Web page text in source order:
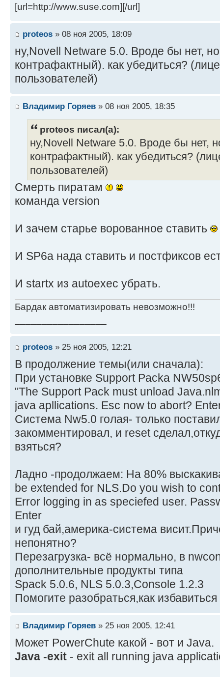
[url=http://www.suse.com][/url]
proteos » 08 ноя 2005, 18:09
ну,Novell Netware 5.0. Вроде бы нет,
контрафактный). как убедиться?
пользователей)
Владимир Горяев » 08 ноя 2005, 18:35
proteos писал(а):
ну,Novell Netware 5.0. Вроде бы нет,
контрафактный). как убедиться?
пользователей)
Смерть пиратам
команда version
И зачем старье ворованное ставить
И SP6a нада ставить и постфиксов
И startx из autoexec убрать.
Бардак автоматизировать невозможно!!!
proteos » 25 ноя 2005, 12:21
В продолжение темы(или сначала):
При установке Support Packa
"The Support Pack must unload
java apllications. Esc now to abort?
Система Nw5.0 голая- только
закомментировал, и reset
взяться?
Ладно -продолжаем: На 80%
be extended for NLS.Do you wish to
Error logging in as speciefed user.
Enter
и гуд бай,америка-система
непонятно?
Перезагрузка- всё нормально, в
дополнительные продукты типа
Spack 5.0.6, NLS 5.0.3,Console 1.2.3
Помогите разобраться,как
Владимир Горяев » 25 ноя 2005, 12:41
Может PowerChute какой - вот и Java.
Java -exit - exit all running java